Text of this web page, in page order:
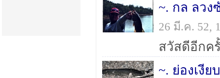
~. กล ลวง
26 มี.ค. 52,
~. ย่องเงี